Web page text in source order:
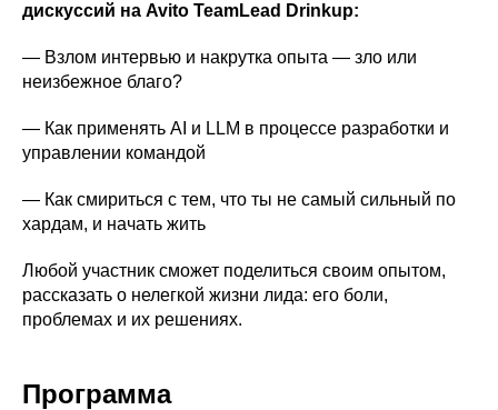
дискуссий на Avito TeamLead Drinkup:
— Взлом интервью и накрутка опыта — зло или
неизбежное благо?
— Как применять AI и LLM в процессе разработки и
управлении командой
— Как смириться с тем, что ты не самый сильный по
хардам, и начать жить
Любой участник сможет поделиться своим опытом,
рассказать о нелегкой жизни лида: его боли,
проблемах и их решениях.
Программа